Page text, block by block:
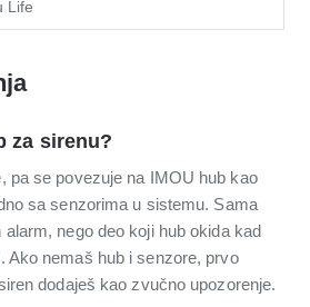
Life
za sirenu?
pa se povezuje na IMOU hub kao
sa senzorima u sistemu. Sama
nego deo koji hub okida kad
Ako nemaš hub i senzore, prvo
dodaješ kao zvučno upozorenje.